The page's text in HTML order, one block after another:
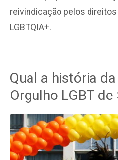
reivindicação pelos
LGBTQIA+.
Qual a história
Orgulho LGBT de